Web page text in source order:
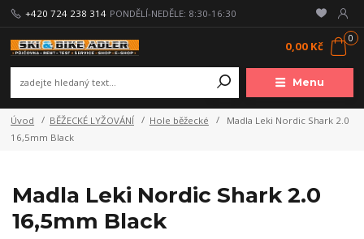
Menu
+420 724 238 314 PONDĚLÍ-NEDĚLE: 8:30-16:30
0
0,00 Kč
Úvod BĚŽECKÉ LYŽOVÁNÍ Hole běžecké
Madla Leki Nordic Shark 2.0
16,5mm Black
Madla Leki Nordic Shark 2.0
16,5mm Black